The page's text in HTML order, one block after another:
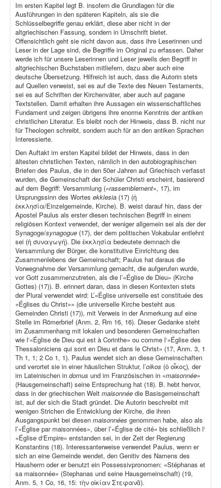
Im ersten Kapitel legt B. insofern die Grundlagen für die
Ausführungen in den späteren Kapiteln, als sie die
Schlüsselbegriffe genau erklärt, diese aber nicht in der
altgriechischen Fassung, sondern in Umschrift bietet.
Offensichtlich geht sie nicht davon aus, dass ihre Leserinnen und
Leser in der Lage sind, die Begriffe im Original zu erfassen. Daher
werde ich für unsere Leserinnen und Leser jeweils den Begriff in
altgriechischen Buchstaben mitliefern, dazu aber auch eine
deutsche Übersetzung. Hilfreich ist auch, dass die Autorin stets
auf Quellen verweist, sei es auf die Texte des Neuen Testaments,
sei es auf Schriften der Kirchenväter, aber auch auf pagane
Textstellen. Damit erhalten ihre Aussagen ein wissenschaftliches
Fundament und zeigen übrigens ihre enorme Kenntnis der antiken
christlichen Literatur. Es bleibt noch der Hinweis, dass B. nicht nur
für Theologen schreibt, sondern auch für an den antiken Sprachen
Interessierte.
Den Auftakt im ersten Kapitel bildet der Hinweis, dass in den
ältesten christlichen Texten, nämlich in den autobiographischen
Briefen des Paulus, die in den 50er Jahren auf Griechisch verfasst
wurden, die Gemeinschaft der Schüler Christi erscheint, basierend
auf dem Begriff: Versammlung («rassemblement», 17), im
Ursprungssinn des Wortes ekklesia (17) (ἡ
ἐκκλησία/Einzelgemeinde, Kirche). B. weist darauf hin, dass der
Apostel Paulus als erster diesen technischen Begriff in einem
religiösen Kontext verwendet, der weniger allgemein sei als der der
Synagoge/synagogue (17), der dem politischen Vokabular entlehnt
sei (ἡ συναγωγή). Die ἐκκλησία bedeutete demnach die
Versammlung der Bürger, die konstitutive Einrichtung des
Zusammenlebens der Gemeinschaft; Paulus hat daraus die
Vorwegnahme der Versammlung gemacht, die aufgerufen wurde,
vor Gott zusammenzutreten, als die l’«Église de Dieu» (Kirche
Gottes) (17)). B. erinnert daran, dass in diesen Kontexten stets
der Plural verwendet wird: L’«Église universelle est constituée des
«Églises du Christ»» (die universelle Kirche besteht aus
Gemeinden Christi (17)), mit Verweis in der Anmerkung auf eine
Stelle im Römerbrief (Anm. 2, Rm 16, 16). Dieser Gedanke steht
im Zusammenhang mit lokalen und besonderen Gemeinschaften
wie l‘«Église de Dieu qui est à Corinthe» ou comme l‘«Église des
Thessaloniciens qui sont en Dieu et dans le Christ» (17, Anm. 3, 1
Th 1, 1; 2 Co 1, 1). Paulus wendet sich an diese Gemeinschaften
und verortet sie in einer häuslichen Struktur, l’oikos (ὁ οἶκος), der
im Lateinischen in domus und im Französischen in «maisonnée»
(Hausgemeinschaft) seine Entsprechung hat (18). B. hebt hervor,
dass in der griechischen Welt maisonnée die Basisgemeinschaft
ist, auf der sich die Stadt gründet. Die Autorin beschreibt mit
wenigen Strichen die Entwicklung der Kirche, die ihren
Ausgangspunkt bei diesen maisonnées genommen habe, also als
l’«Église par maisonnées», über l’«Église de cité» bis schließlich l‘
«Église d‘Empire» entstanden sei, in der Zeit der Regierung
Konstantins (18). Interessanterweise verwendet Paulus, wenn er
sich an eine Gemeinde wendet, den Genitiv des Namens des
Hausherrn oder er benutzt ein Possessivpronomen: «Stéphanas et
sa maisonnée» (Stephanas und seine Hausgemeinschaft) (19,
Anm. 5, 1 Co, 16, 15: τὴν οἰκίαν Στεφανᾶ).